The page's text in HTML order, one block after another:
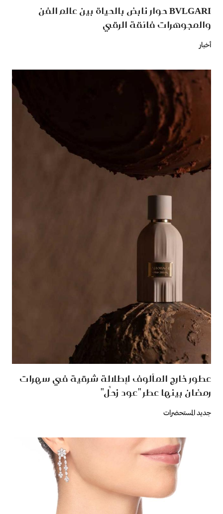
BVLGARI حوار نابض بالحياة بين عالم الفن
والمجوهرات فائقة الرقي
أخبار
عطور خارج المألوف لإطلالة شرقية في سهرات
رمضان بينها عطر "عود زحُل"
جديد المستحضرات